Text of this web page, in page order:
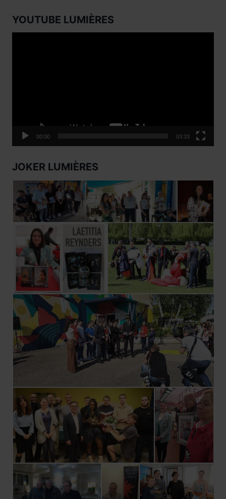
YOUTUBE LUMIÈRES
00:00 03:33
JOKER LUMIÈRES